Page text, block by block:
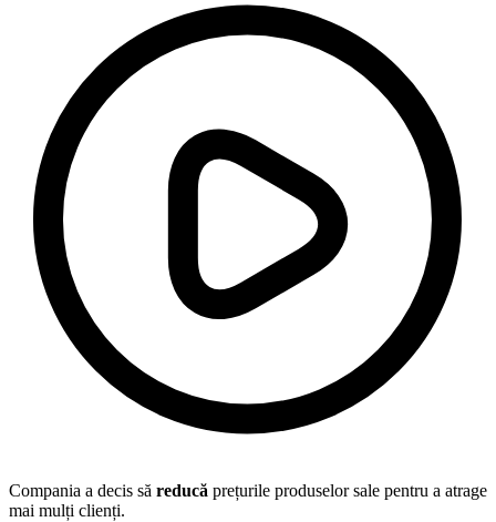
Compania a decis să reducă prețurile produselor sale pentru a atrage
mai mulți clienți.